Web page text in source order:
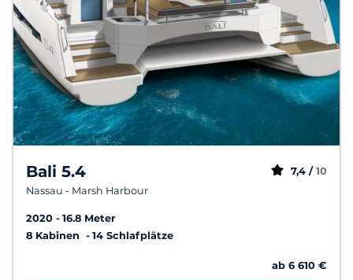
Bali 5.4
Nassau - Marsh Harbour
7,4 / 10
2020
16.8 Meter
8 Kabinen
14 Schlafplätze
ab 6 610 €